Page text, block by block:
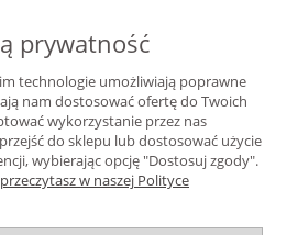
wyślij
Pomoc
Moje konto
prywatność
technologie umożliwiają poprawne
nam dostosować ofertę do Twoich
wykorzystanie przez nas
do sklepu lub dostosować użycie
wybierając opcję "Dostosuj zgody".
w naszej Polityce